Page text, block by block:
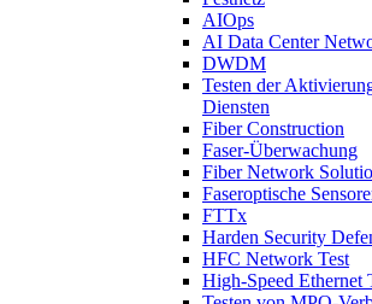
AIOps
AI Data Center
DWDM
Testen der
Diensten
Fiber Construction
Faser-Überwachung
Fiber Network
Faseroptische
FTTx
Harden Security
HFC Network Test
High-Speed Ethernet